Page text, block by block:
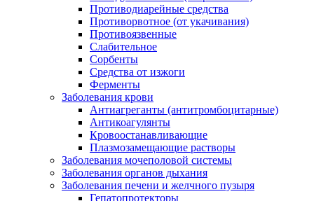
Противодиарейные средства
Противорвотное (от укачивания)
Противоязвенные
Слабительное
Сорбенты
Средства от изжоги
Ферменты
Заболевания крови
Антиагреганты (антитромбоцитарные)
Антикоагулянты
Кровоостанавливающие
Плазмозамещающие растворы
Заболевания мочеполовой системы
Заболевания органов дыхания
Заболевания печени и желчного пузыря
Гепатопротекторы